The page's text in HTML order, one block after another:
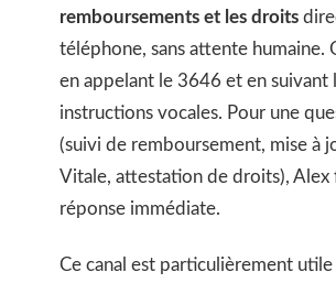
remboursements et les droits
téléphone, sans attente humaine.
en appelant le 3646 et en suivant
instructions vocales. Pour une
(suivi de remboursement, mise à
Vitale, attestation de droits), Alex
réponse immédiate.
Ce canal est particulièrement